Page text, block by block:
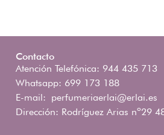
Contacto
Atención Telefónica: 944 435 713
Whatsapp: 699 173 188
E-mail: perfumeriaerlai@erlai.es
Dirección: Rodríguez Arias nº29